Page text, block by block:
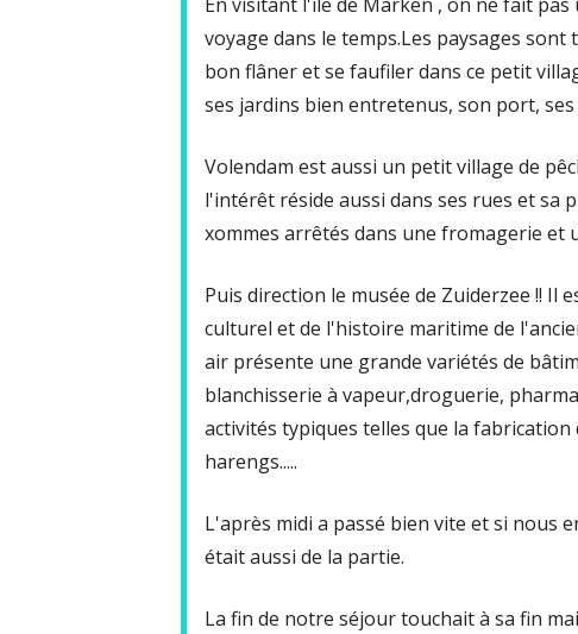
voyage dans le temps.Les paysages
bon flâner et se faufiler dans ce petit
ses jardins bien entretenus, son port, ses
Volendam est aussi un petit village de
l'intérêt réside aussi dans ses rues et sa
xommes arrêtés dans une fromagerie et
Puis direction le musée de Zuiderzee !! Il
culturel et de l'histoire maritime de
air présente une grande variétés de
blanchisserie à vapeur,droguerie,
activités typiques telles que la fabrication
harengs.....
L'après midi a passé bien vite et si nous
était aussi de la partie.
La fin de notre séjour touchait à sa fin